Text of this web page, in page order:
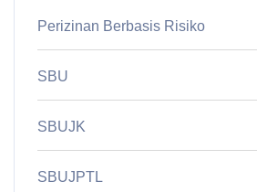
Perizinan Berbasis Risiko
SBU
SBUJK
SBUJPTL